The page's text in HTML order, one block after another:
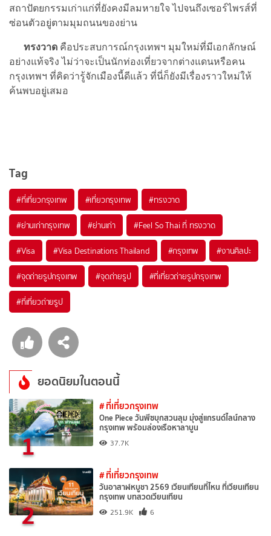
สถาปัตยกรรมเก่าแก่ที่ยังคงมีลมหายใจ ไปจนถึงเซอร์ไพรส์ที่
ซ่อนตัวอยู่ตามมุมถนนของย่าน
ทรงวาด คือประสบการณ์กรุงเทพฯ มุมใหม่ที่มีเอกลักษณ์
อย่างแท้จริง ไม่ว่าจะเป็นนักท่องเที่ยวจากต่างแดนหรือคน
กรุงเทพฯ ที่คิดว่ารู้จักเมืองนี้ดีแล้ว ที่นี่ก็ยังมีเรื่องราวใหม่ให้
ค้นพบอยู่เสมอ
Tag
#ที่เที่ยวกรุงเทพ #เที่ยวกรุงเทพ #ทรงวาด
#ย่านเก่ากรุงเทพ #ย่านเก่า #Feel So Thai ที่ ทรงวาด
#Visa #Visa Destinations Thailand #กรุงเทพ #งานศิลปะ
#จุดถ่ายรูปกรุงเทพ #จุดถ่ายรูป #ที่เที่ยวถ่ายรูปกรุงเทพ
#ที่เที่ยวถ่ายรูป
ยอดนิยมในตอนนี้
1
# ที่เที่ยวกรุงเทพ
One Piece วันพีซบุกสวนลุม มุ่งสู่แกรนด์ไลน์กลาง
กรุงเทพ พร้อมล่องเรือหาลาบูน
37.7K
2
# ที่เที่ยวกรุงเทพ
วันอาสาฬหบูชา 2569 เวียนเทียนที่ไหน ที่เวียนเทียน
กรุงเทพ บทสวดเวียนเทียน
251.9K 6